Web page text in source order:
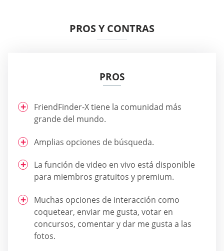
PROS Y CONTRAS
PROS
FriendFinder-X tiene la comunidad más
grande del mundo.
Amplias opciones de búsqueda.
La función de video en vivo está disponible
para miembros gratuitos y premium.
Muchas opciones de interacción como
coquetear, enviar me gusta, votar en
concursos, comentar y dar me gusta a las
fotos.